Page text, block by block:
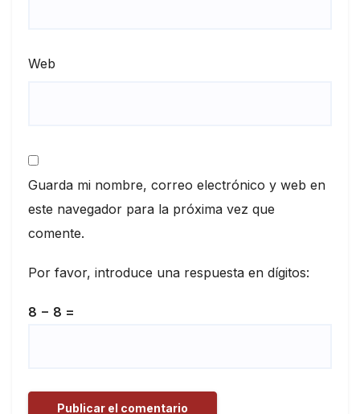
Web
Guarda mi nombre, correo electrónico y web en
este navegador para la próxima vez que
comente.
Por favor, introduce una respuesta en dígitos:
8 − 8 =